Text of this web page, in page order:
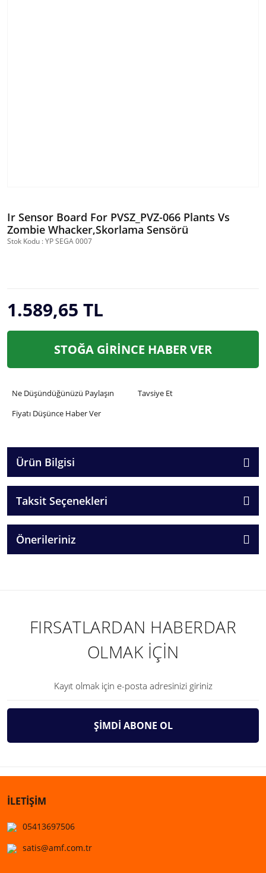
Ir Sensor Board For PVSZ_PVZ-066 Plants Vs
Zombie Whacker,Skorlama Sensörü
Stok Kodu : YP SEGA 0007
1.589,65 TL
STOĞA GİRİNCE HABER VER
Ne Düşündüğünüzü Paylaşın
Tavsiye Et
Fiyatı Düşünce Haber Ver
Ürün Bilgisi
Taksit Seçenekleri
Önerileriniz
FIRSATLARDAN HABERDAR
OLMAK İÇİN
ŞİMDİ ABONE OL
İLETİŞİM
05413697506
satis@amf.com.tr